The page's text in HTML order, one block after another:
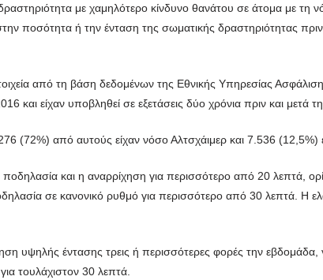
με χαμηλότερο κίνδυνο θανάτου σε άτομα με τη
ποσότητα ή την ένταση της σωματικής δραστηριότητας
από τη βάση δεδομένων της Εθνικής Υπηρεσίας
και είχαν υποβληθεί σε εξετάσεις δύο χρόνια πριν και μετά
(72%) από αυτούς είχαν νόσο Αλτσχάιμερ και 7.536 (12,5%)
και η αναρρίχηση για περισσότερο από 20 λεπτά,
σε κανονικό ρυθμό για περισσότερο από 30 λεπτά. Η
υψηλής έντασης τρεις ή περισσότερες φορές την εβδομάδα,
τουλάχιστον 30 λεπτά.